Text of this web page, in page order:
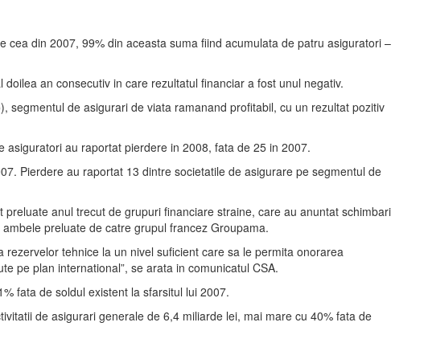
din 2007, 99% din aceasta suma fiind acumulata de patru asiguratori –
an consecutiv in care rezultatul financiar a fost unul negativ.
de asigurari de viata ramanand profitabil, cu un rezultat pozitiv
au raportat pierdere in 2008, fata de 25 in 2007.
Pierdere au raportat 13 dintre societatile de asigurare pe segmentul de
anul trecut de grupuri financiare straine, care au anuntat schimbari
preluate de catre grupul francez Groupama.
tehnice la un nivel suficient care sa le permita onorarea
pe plan international”, se arata in comunicatul CSA.
fata de soldul existent la sfarsitul lui 2007.
de asigurari generale de 6,4 miliarde lei, mai mare cu 40% fata de